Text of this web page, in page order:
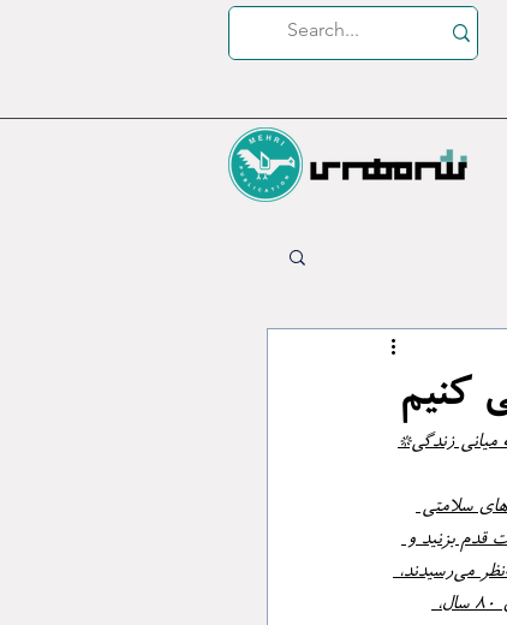
کنیم
انسان‌ها هرگز این‌قدر عمر طولانی، کیفیت زندگی بالا و دسترسی آسان به ابزارهای بهبود هر دو نداشته‌اند. توصیه‌های سلامتی
کنید، در طبیعت قدم بزنید و
زبان‌های تازه بیاموزید. پیشرفت‌های زیبایی‌شناختی و پزشکی هم به جایی رسیده که مداخلاتی که زمانی افسانه به‌نظر می‌رسیدند،
حالا روزمره شده‌اند. این تغییرات در آمار امید به زندگی جهانی – که به رکورد زده – و رشد سریع جمعیت بالای ۸۰ سال،